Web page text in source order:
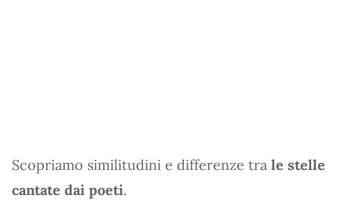
Scopriamo similitudini e differenze tra le stelle
cantate dai poeti.